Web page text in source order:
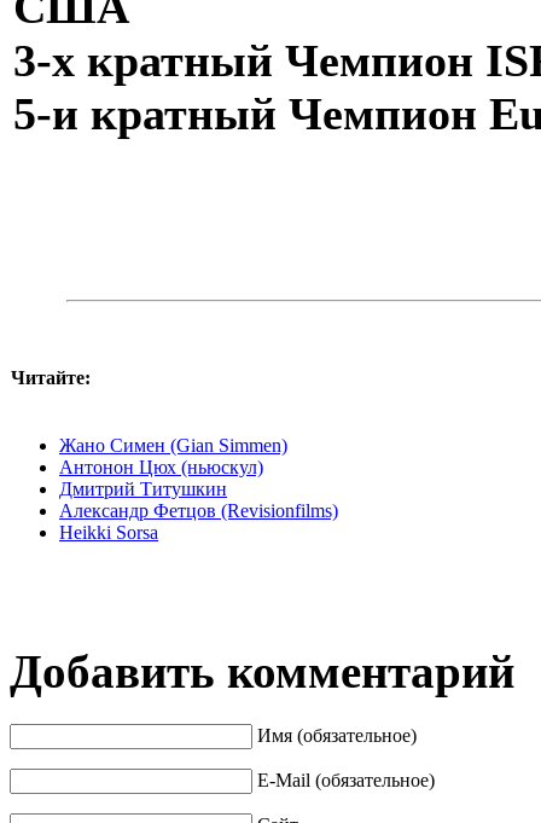
3-х кратный Чемпион
5-и кратный Чемпион
Читайте:
Жано Симен (Gian Simmen)
Антонон Цюх (ньюскул)
Дмитрий Титушкин
Александр Фетцов (Revisionfilms)
Heikki Sorsa
Добавить комментарий
Имя (обязательное)
E-Mail (обязательное)